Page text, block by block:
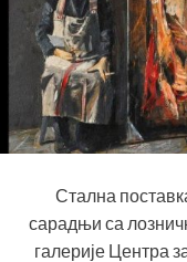
Стална
сарадњи са
галерије Центра